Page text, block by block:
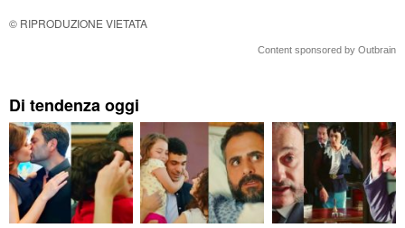
© RIPRODUZIONE VIETATA
Content sponsored by Outbrain
Di tendenza oggi